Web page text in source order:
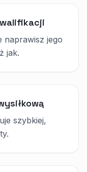
naprawisz jego
jak.
szybkiej,